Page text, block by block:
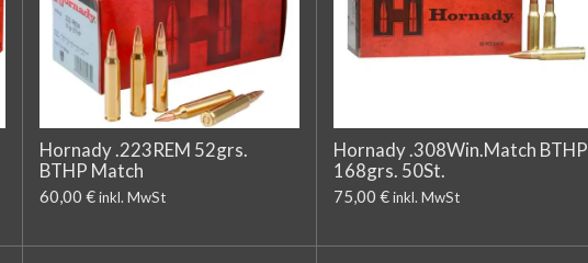
Hornady .223REM 52grs.
BTHP Match
60,00 € inkl. MwSt
Hornady .308Win.Match BTHP
168grs. 50St.
75,00 € inkl. MwSt